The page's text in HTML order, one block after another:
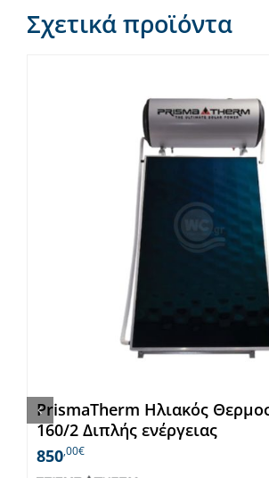
Σχετικά προϊόντα
PrismaTherm Ηλιακός
160/2 Διπλής ενέργειας
850,00€